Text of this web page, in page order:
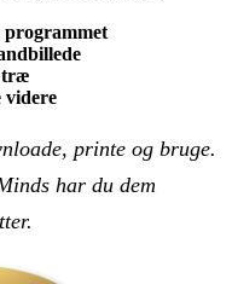
træ
videre
printe og bruge.
har du dem